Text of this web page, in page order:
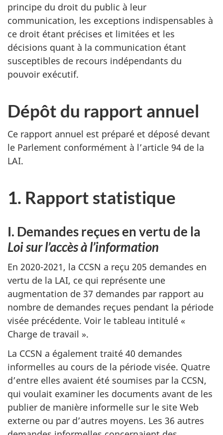
principe du droit du public à leur
communication, les exceptions indispensables à
ce droit étant précises et limitées et les
décisions quant à la communication étant
susceptibles de recours indépendants du
pouvoir exécutif.
Dépôt du rapport annuel
Ce rapport annuel est préparé et déposé devant
le Parlement conformément à l’article 94 de la
LAI.
1. Rapport statistique
I. Demandes reçues en vertu de la
Loi sur l’accès à l’information
En 2020-2021, la CCSN a reçu 205 demandes en
vertu de la LAI, ce qui représente une
augmentation de 37 demandes par rapport au
nombre de demandes reçues pendant la période
visée précédente. Voir le tableau intitulé «
Charge de travail ».
La CCSN a également traité 40 demandes
informelles au cours de la période visée. Quatre
d’entre elles avaient été soumises par la CCSN,
qui voulait examiner les documents avant de les
publier de manière informelle sur le site Web
externe ou par d’autres moyens. Les 36 autres